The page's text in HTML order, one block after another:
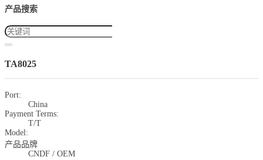
产品搜索
TA8025
Port:
China
Payment Terms:
T/T
Model:
产品品牌
CNDF / OEM